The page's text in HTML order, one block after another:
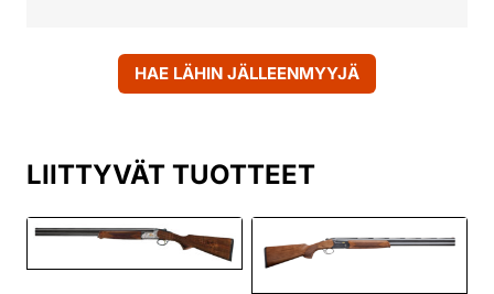
HAE LÄHIN JÄLLEENMYYJÄ
LIITTYVÄT TUOTTEET